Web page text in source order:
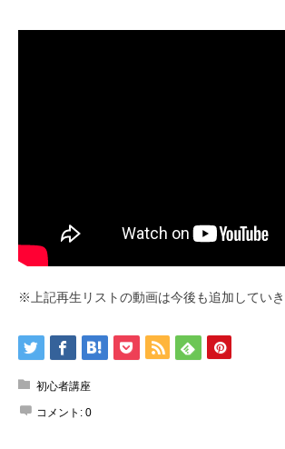
※上記再生リストの動画は今後も追加していき
初心者講座
コメント: 0